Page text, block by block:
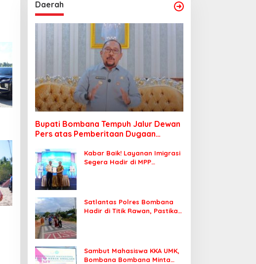
Daerah
Bupati Bombana Tempuh Jalur Dewan
Pers atas Pemberitaan Dugaan
Kabar Baik! Layanan Imigrasi
Segera Hadir di MPP
Satlantas Polres Bombana
Hadir di Titik Rawan, Pastikan
Sambut Mahasiswa KKA UMK,
Bombana Bombana Minta